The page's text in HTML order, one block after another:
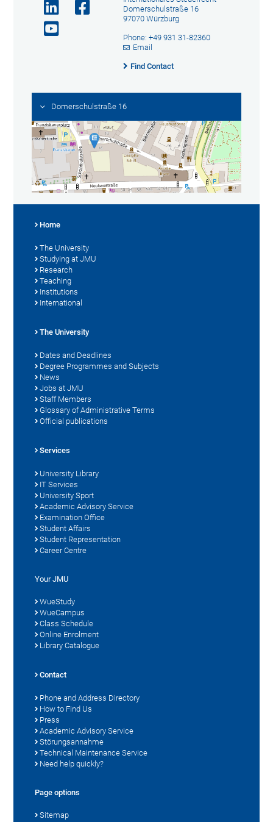
Domerschulstraße 16
97070 Würzburg
Phone: +49 931 31-82360
Email
Find Contact
Domerschulstraße 16
Home
The University
Studying at JMU
Research
Teaching
Institutions
International
The University
Dates and Deadlines
Degree Programmes and Subjects
News
Jobs at JMU
Staff Members
Glossary of Administrative Terms
Official publications
Services
University Library
IT Services
University Sport
Academic Advisory Service
Examination Office
Student Affairs
Student Representation
Career Centre
Your JMU
WueStudy
WueCampus
Class Schedule
Online Enrolment
Library Catalogue
Contact
Phone and Address Directory
How to Find Us
Press
Academic Advisory Service
Störungsannahme
Technical Maintenance Service
Need help quickly?
Page options
Sitemap